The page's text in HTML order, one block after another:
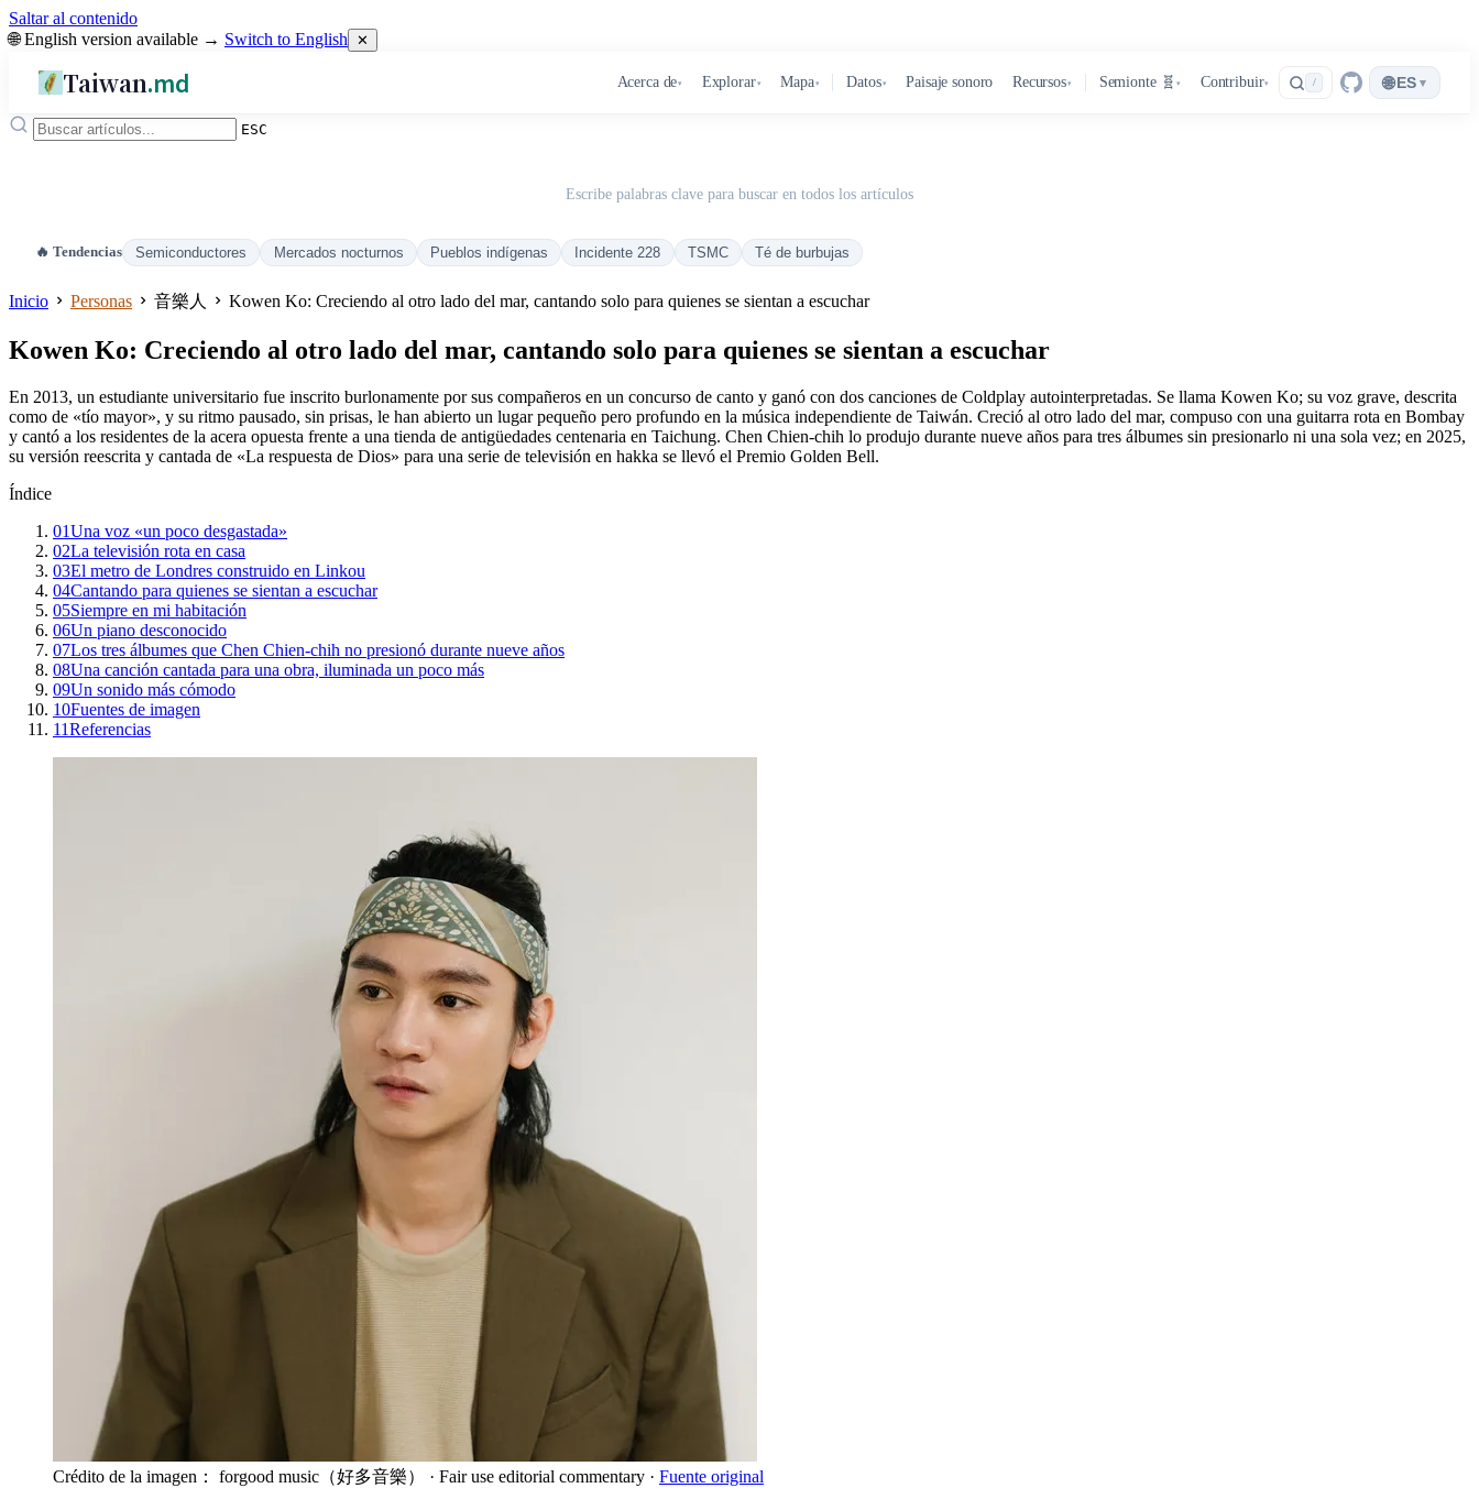
Saltar al contenido
🌐 English version available → Switch to English ✕
Taiwan.md Acerca de▾ Explorar▾ Mapa▾ Datos▾ Paisaje sonoro Recursos▾ Semionte 🧬 ▾ Contribuir▾ / 🌐 ES ▾
ESC
Escribe palabras clave para buscar en todos los artículos
🔥 Tendencias Semiconductores Mercados nocturnos Pueblos indígenas Incidente 228 TSMC Té de burbujas
Inicio Personas 音樂人 Kowen Ko: Creciendo al otro lado del mar, cantando solo para quienes se sientan a escuchar
Kowen Ko: Creciendo al otro lado del mar, cantando solo para quienes se sientan a escuchar
En 2013, un estudiante universitario fue inscrito burlonamente por sus compañeros en un concurso de canto y ganó con dos canciones de Coldplay autointerpretadas. Se llama Kowen Ko; su voz grave, descrita
como de «tío mayor», y su ritmo pausado, sin prisas, le han abierto un lugar pequeño pero profundo en la música independiente de Taiwán. Creció al otro lado del mar, compuso con una guitarra rota en Bombay
y cantó a los residentes de la acera opuesta frente a una tienda de antigüedades centenaria en Taichung. Chen Chien-chih lo produjo durante nueve años para tres álbumes sin presionarlo ni una sola vez; en 2025,
su versión reescrita y cantada de «La respuesta de Dios» para una serie de televisión en hakka se llevó el Premio Golden Bell.
Índice
01Una voz «un poco desgastada»
02La televisión rota en casa
03El metro de Londres construido en Linkou
04Cantando para quienes se sientan a escuchar
05Siempre en mi habitación
06Un piano desconocido
07Los tres álbumes que Chen Chien-chih no presionó durante nueve años
08Una canción cantada para una obra, iluminada un poco más
09Un sonido más cómodo
10Fuentes de imagen
11Referencias
Crédito de la imagen： forgood music（好多音樂） · Fair use editorial commentary · Fuente original